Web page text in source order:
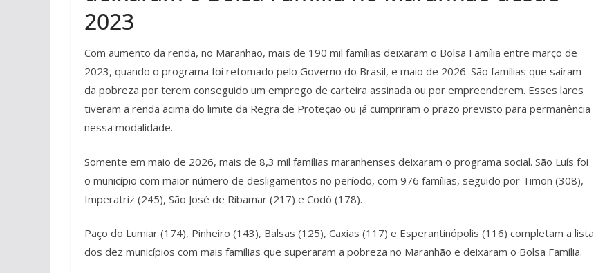
2023
Com aumento da renda, no Maranhão, mais de 190 mil famílias deixaram o Bolsa Família entre março de
2023, quando o programa foi retomado pelo Governo do Brasil, e maio de 2026. São famílias que saíram
da pobreza por terem conseguido um emprego de carteira assinada ou por empreenderem. Esses lares
tiveram a renda acima do limite da Regra de Proteção ou já cumpriram o prazo previsto para permanência
nessa modalidade.
Somente em maio de 2026, mais de 8,3 mil famílias maranhenses deixaram o programa social. São Luís foi
o município com maior número de desligamentos no período, com 976 famílias, seguido por Timon (308),
Imperatriz (245), São José de Ribamar (217) e Codó (178).
Paço do Lumiar (174), Pinheiro (143), Balsas (125), Caxias (117) e Esperantinópolis (116) completam a lista
dos dez municípios com mais famílias que superaram a pobreza no Maranhão e deixaram o Bolsa Família.